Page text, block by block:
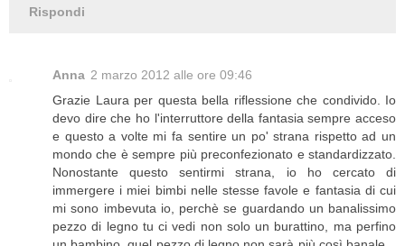
Rispondi
Anna 2 marzo 2012 alle ore 09:46
Grazie Laura per questa bella riflessione che condivido. Io
devo dire che ho l'interruttore della fantasia sempre acceso
e questo a volte mi fa sentire un po' strana rispetto ad un
mondo che è sempre più preconfezionato e standardizzato.
Nonostante questo sentirmi strana, io ho cercato di
immergere i miei bimbi nelle stesse favole e fantasia di cui
mi sono imbevuta io, perchè se guardando un banalissimo
pezzo di legno tu ci vedi non solo un burattino, ma perfino